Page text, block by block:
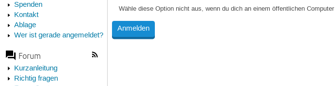
Spenden
Kontakt
Ablage
Wer ist gerade angemeldet?
Forum
Kurzanleitung
Richtig fragen
Wähle diese Option nicht aus, wenn du dich an einem öffentlichen